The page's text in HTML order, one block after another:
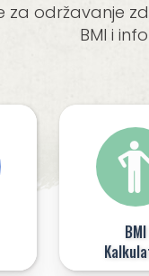
održavanje
BMI i
BMI